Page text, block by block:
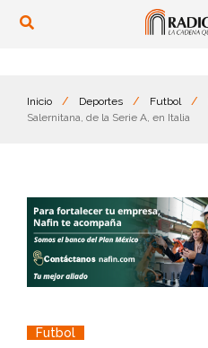
Inicio / Deportes / Futbol /
Salernitana, de la Serie A, en Italia
Futbol